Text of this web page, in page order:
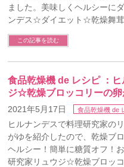
ました。美味しくヘルシーに
ンデス☆ダイエット☆乾燥舞
この記事を読む
食品乾燥機 de レシピ ：
ジ☆乾燥ブロッコリーの卵
2021年5月17日 食品乾燥機 de
ヒルナンデスで料理研究家の
がゆを紹介したので、乾燥ブ
ヘルシー！簡単に糖質オフ！
研究家リュウジ☆乾燥ブロッ